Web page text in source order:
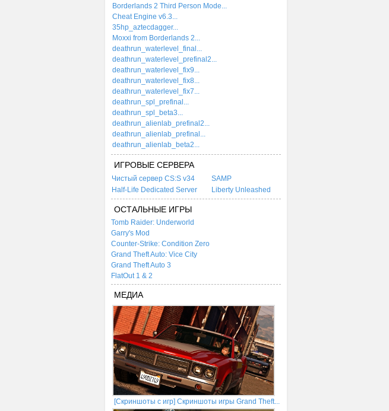
Borderlands 2 Third Person Mode...
Cheat Engine v6.3...
35hp_aztecdagger...
Moxxi from Borderlands 2...
deathrun_waterlevel_final...
deathrun_waterlevel_prefinal2...
deathrun_waterlevel_fix9...
deathrun_waterlevel_fix8...
deathrun_waterlevel_fix7...
deathrun_spl_prefinal...
deathrun_spl_beta3...
deathrun_alienlab_prefinal2...
deathrun_alienlab_prefinal...
deathrun_alienlab_beta2...
ИГРОВЫЕ СЕРВЕРА
Чистый сервер CS:S v34
SAMP
Half-Life Dedicated Server
Liberty Unleashed
ОСТАЛЬНЫЕ ИГРЫ
Tomb Raider: Underworld
Garry's Mod
Counter-Strike: Condition Zero
Grand Theft Auto: Vice City
Grand Theft Auto 3
FlatOut 1 & 2
МЕДИА
[Скриншоты с игр] Скриншоты игры Grand Theft...